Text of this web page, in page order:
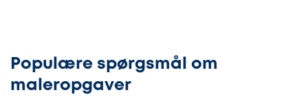
Populære spørgsmål om
maleropgaver